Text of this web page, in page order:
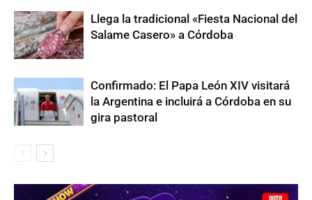
Llega la tradicional «Fiesta Nacional del
Salame Casero» a Córdoba
Confirmado: El Papa León XIV visitará
la Argentina e incluirá a Córdoba en su
gira pastoral